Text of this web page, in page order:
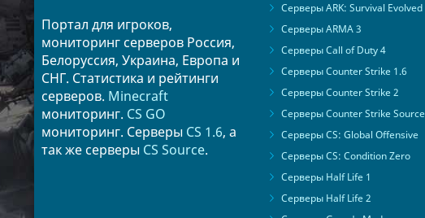
Портал для игроков,
мониторинг серверов Россия,
Белоруссия, Украина, Европа и
СНГ. Статистика и рейтинги
серверов. Minecraft
мониторинг. CS GO
мониторинг. Серверы CS 1.6, а
так же серверы CS Source.
Серверы ARK: Survival Evolved
Серверы ARMA 3
Серверы Call of Duty 4
Серверы Counter Strike 1.6
Серверы Counter Strike 2
Серверы Counter Strike Source
Серверы CS: Global Offensive
Серверы CS: Condition Zero
Серверы Half Life 1
Серверы Half Life 2